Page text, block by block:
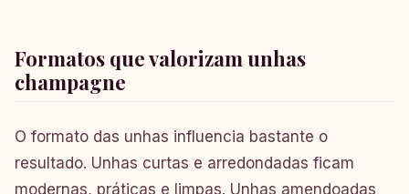
Formatos que valorizam unhas
champagne
O formato das unhas influencia bastante o
resultado. Unhas curtas e arredondadas ficam
modernas, práticas e limpas. Unhas amendoadas